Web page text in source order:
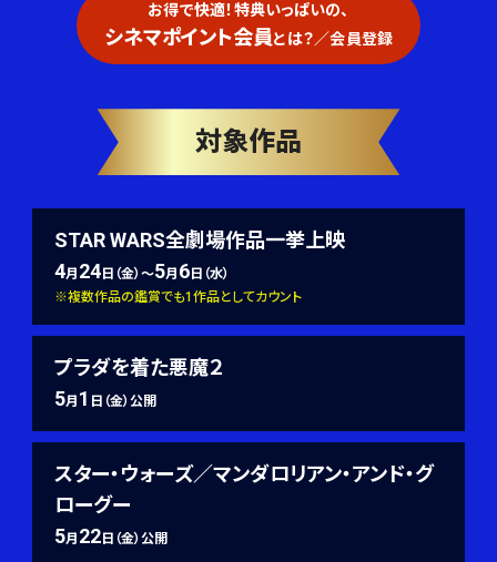
お得で快適！特典いっぱいの、
シネマポイント会員とは？／会員登録
対象作品
STAR WARS全劇場作品一挙上映
4月 24 日（金）～5月 6 日（水）
※複数作品の鑑賞でも1作品としてカウント
プラダを着た悪魔２
5月 1 日（金）公開
スター・ウォーズ／マンダロリアン・アンド・グ
ローグー
5月 22 日（金）公開